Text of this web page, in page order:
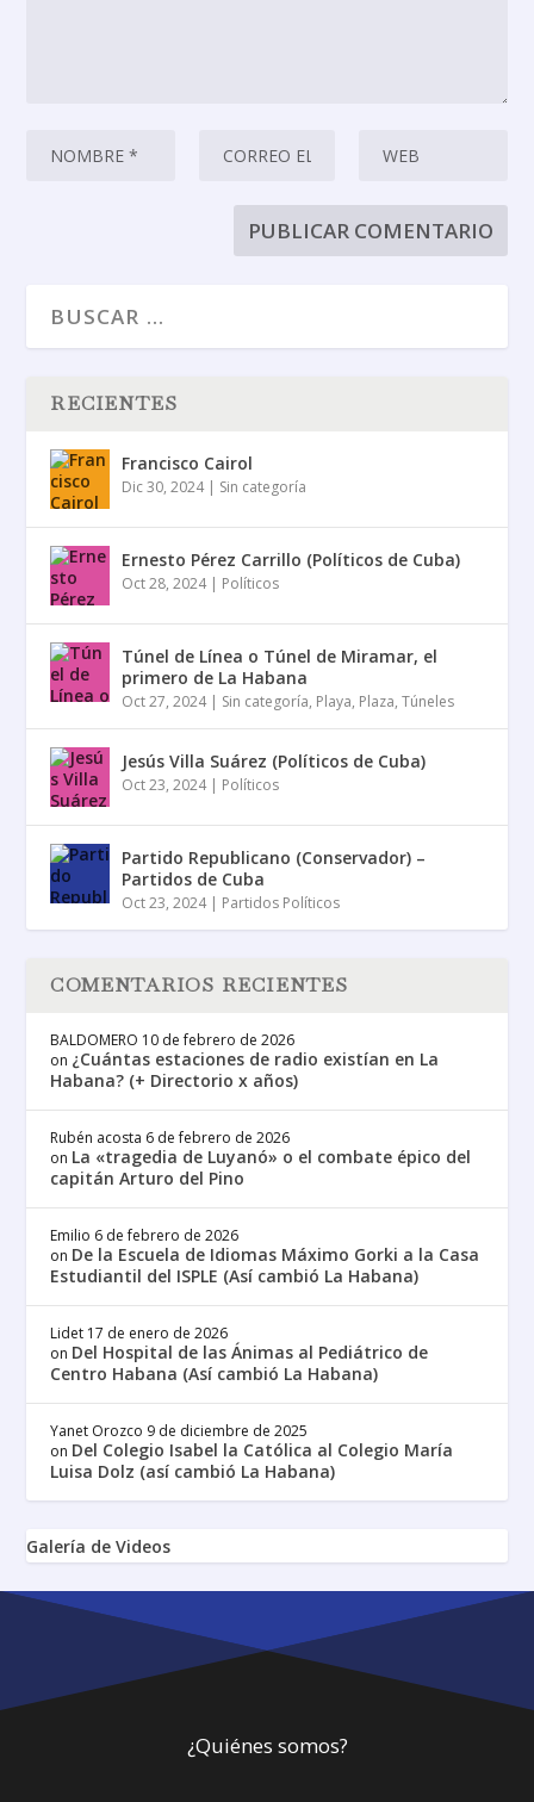
RECIENTES
Francisco Cairol
Dic 30, 2024| Sin categoría
Ernesto Pérez Carrillo (Políticos de Cuba)
Oct 28, 2024| Políticos
Túnel de Línea o Túnel de Miramar, el
primero de La Habana
Oct 27, 2024| Sin categoría, Playa, Plaza,Túneles
Jesús Villa Suárez (Políticos de Cuba)
Oct 23, 2024| Políticos
Partido Republicano (Conservador) –
Partidos de Cuba
Oct 23, 2024| Partidos Políticos
COMENTARIOS RECIENTES
BALDOMERO 10 de febrero de 2026
on ¿Cuántas estaciones de radio existían en La
Habana? (+ Directorio x años)
Rubén acosta 6 de febrero de 2026
on La «tragedia de Luyanó» o el combate épico del
capitán Arturo del Pino
Emilio 6 de febrero de 2026
on De la Escuela de Idiomas Máximo Gorki a la Casa
Estudiantil del ISPLE (Así cambió La Habana)
Lidet 17 de enero de 2026
on Del Hospital de las Ánimas al Pediátrico de
Centro Habana (Así cambió La Habana)
Yanet Orozco 9 de diciembre de 2025
on Del Colegio Isabel la Católica al Colegio María
Luisa Dolz (así cambió La Habana)
Galería de Videos
¿Quiénes somos?